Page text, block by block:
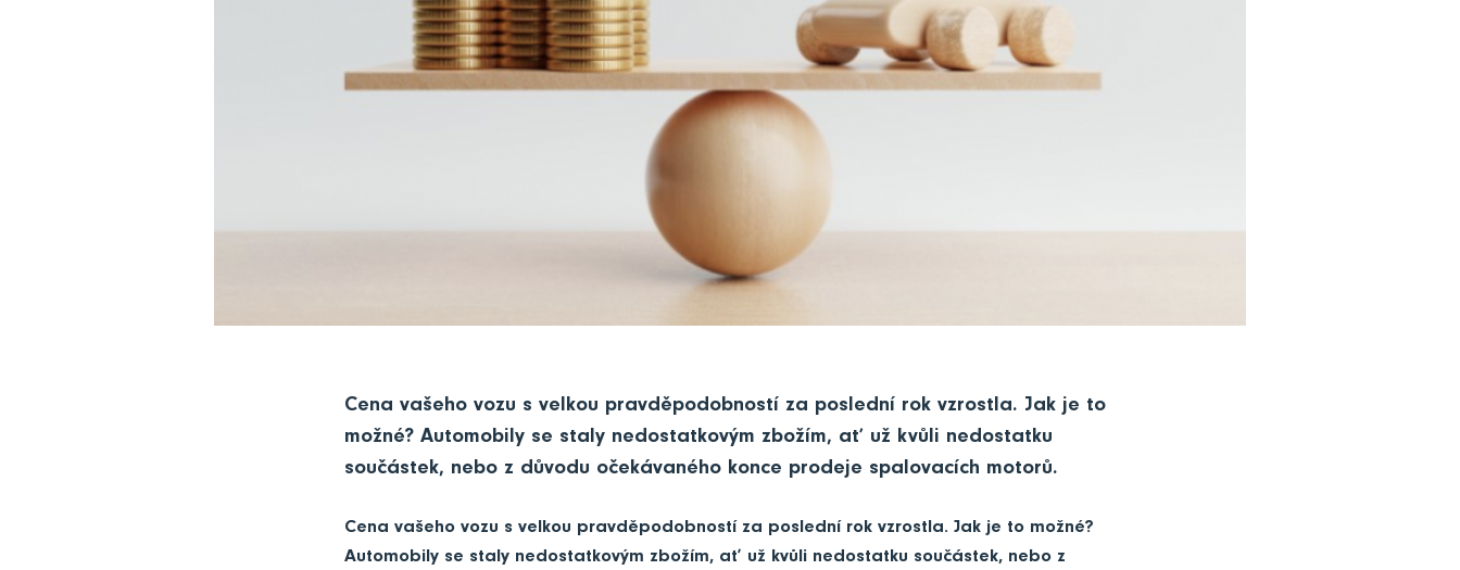
Cena vašeho vozu s velkou pravděpodobností za poslední rok vzrostla. Jak je to
možné? Automobily se staly nedostatkovým zbožím, ať už kvůli nedostatku
součástek, nebo z důvodu očekávaného konce prodeje spalovacích motorů.
Cena vašeho vozu s velkou pravděpodobností za poslední rok vzrostla. Jak je to možné?
Automobily se staly nedostatkovým zbožím, ať už kvůli nedostatku součástek, nebo z